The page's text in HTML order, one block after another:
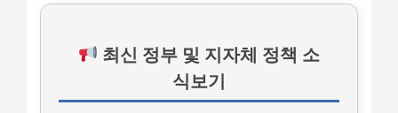
최신 정부 및 지자체 정책 소
식보기